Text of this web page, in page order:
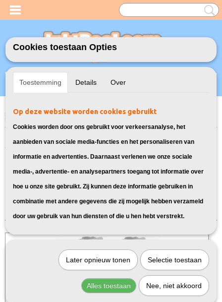
Inloggen Registreren
UW WINKELWAGEN
Home>Toners>TK-5230 Toners voor Kyocera> Toners voor Kyocera
Alle toners geschikt voor Kyocera
ECOSYS P5021CDN:
Cookies toestaan Opties
Toestemming Details Over
Op deze website worden cookies gebruikt
Cookies worden door ons gebruikt voor verkeersanalyse, het
aanbieden van sociale media-functies en het personaliseren van
informatie en advertenties. Daarnaast verlenen we onze sociale
media-, advertentie- en analysepartners toegang tot informatie over
hoe u onze site gebruikt. Zij kunnen deze informatie gebruiken in
combinatie met andere gegevens die zij mogelijk hebben verzameld
door uw gebruik van hun diensten of die u hen hebt verstrekt.
Later opnieuw tonen Selectie toestaan
Alles toestaan Nee, niet akkoord